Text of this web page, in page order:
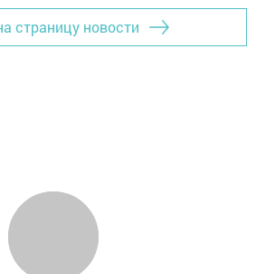
страницу новости